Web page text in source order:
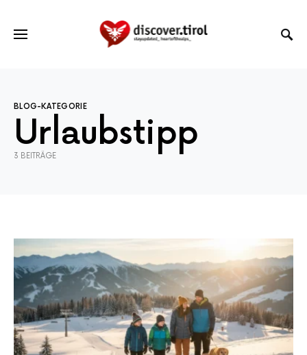
BLOG-KATEGORIE
Urlaubstipp
3 BEITRÄGE